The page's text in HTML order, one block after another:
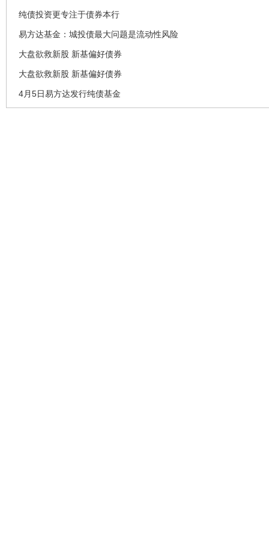
纯债投资更专注于债券本行
易方达基金：城投债最大问题是流动性风险
大盘欲救新股 新基偏好债券
大盘欲救新股 新基偏好债券
4月5日易方达发行纯债基金